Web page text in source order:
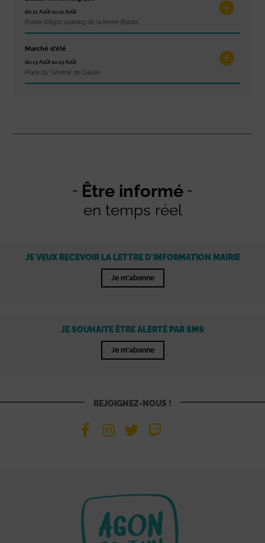
du 12 Août au 12 Août
Pointe d'Agon (parking de la ferme Borde)
Marché d’été
du 13 Août au 13 Août
Place du Général de Gaulle
Être informé
en temps réel
JE VEUX RECEVOIR LA LETTRE D'INFORMATION MAIRIE
Je m'abonne
JE SOUHAITE ÊTRE ALERTÉ PAR SMS
Je m'abonne
REJOIGNEZ-NOUS !